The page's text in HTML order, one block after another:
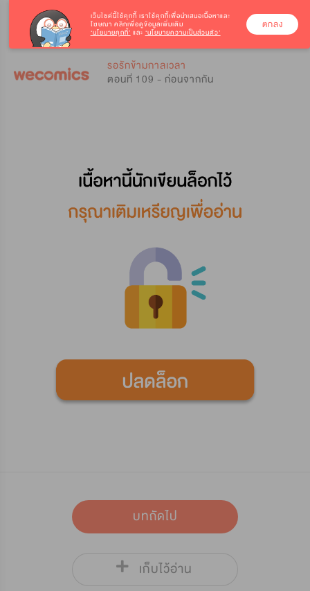
รอรักข้ามกาลเวลา
ตอนที่ 109 - ก่อนจากกัน
บทถัดไป
เก็บไว้อ่าน
เว็บไซต์นี้ใช้คุกกี้ เราใช้คุกกี้เพื่อนำเสนอเนื้อหาและ
โฆษณา คลิกเพื่อดูข้อมูลเพิ่มเติม
‘นโยบายคุกกี้’ และ ‘นโยบายความเป็นส่วนตัว’
ตกลง